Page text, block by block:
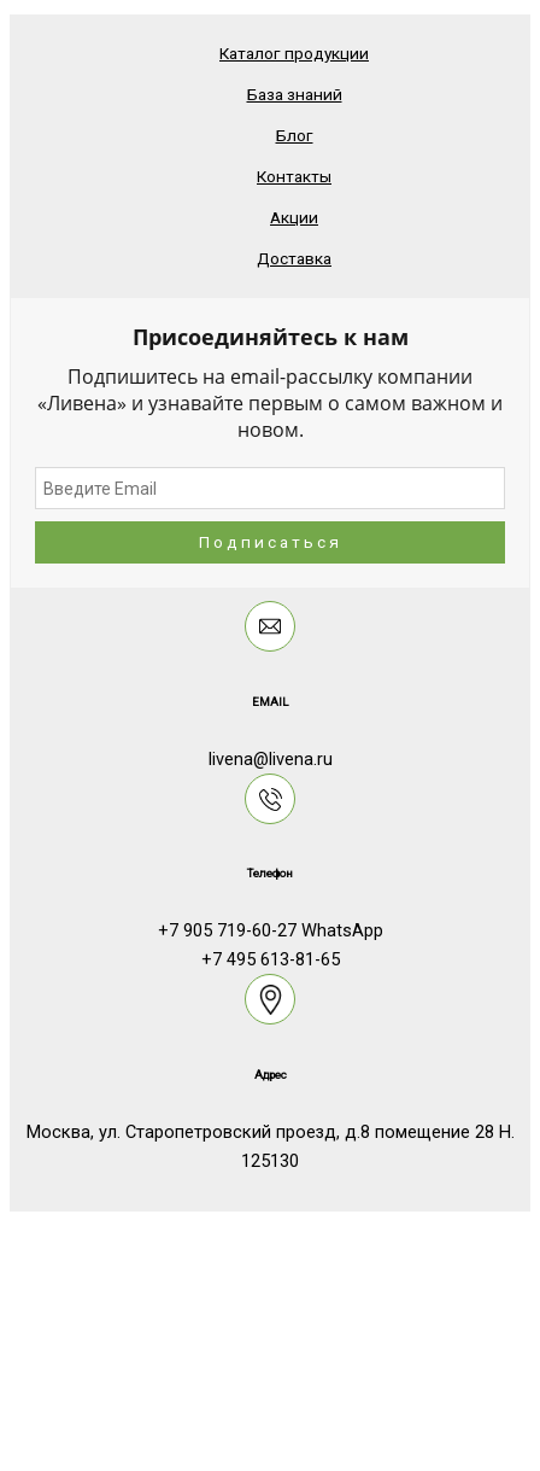
Каталог продукции
База знаний
Блог
Контакты
Акции
Доставка
Присоединяйтесь к нам
Подпишитесь на email-рассылку компании
«Ливена» и узнавайте первым о самом важном и
новом.
EMAIL
livena@livena.ru
Телефон
+7 905 719-60-27 WhatsApp
+7 495 613-81-65
Адрес
Москва, ул. Старопетровский проезд, д.8 помещение 28 Н.
125130